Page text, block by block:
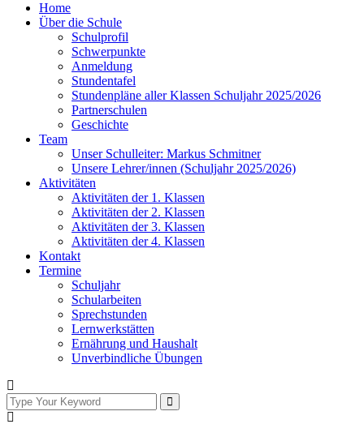
Home
Über die Schule
Schulprofil
Schwerpunkte
Anmeldung
Stundentafel
Stundenpläne aller Klassen Schuljahr 2025/2026
Partnerschulen
Geschichte
Team
Unser Schulleiter: Markus Schmitner
Unsere Lehrer/innen (Schuljahr 2025/2026)
Aktivitäten
Aktivitäten der 1. Klassen
Aktivitäten der 2. Klassen
Aktivitäten der 3. Klassen
Aktivitäten der 4. Klassen
Kontakt
Termine
Schuljahr
Schularbeiten
Sprechstunden
Lernwerkstätten
Ernährung und Haushalt
Unverbindliche Übungen